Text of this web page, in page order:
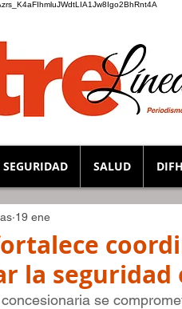
SEGURIDAD SALUD DIFH
la seguridad
19 ene
se